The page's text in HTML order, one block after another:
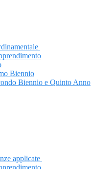
Biennio
Biennio e Quinto Anno
applicate